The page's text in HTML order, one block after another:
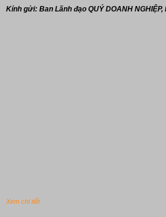
Kính gửi: Ban Lãnh đạo QUÝ DOANH
Xem chi tiết